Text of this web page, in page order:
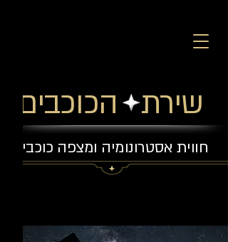
שירת הכוכבים
חווית אסטרונומיה ומצפה כוכבים